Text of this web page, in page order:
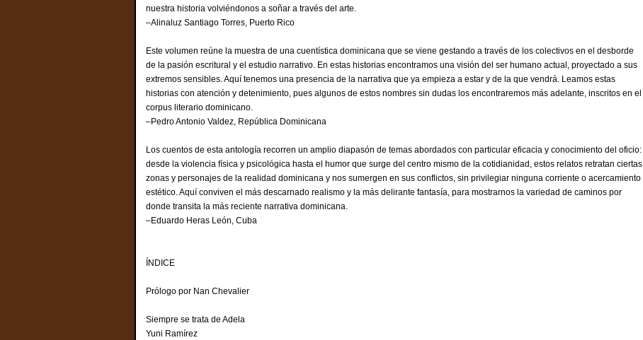
nuestra historia volviéndonos a soñar a través del arte.
–Alinaluz Santiago Torres, Puerto Rico
Este volumen reúne la muestra de una cuentística dominicana que se viene gestando a través de los colectivos en el desborde
de la pasión escritural y el estudio narrativo. En estas historias encontramos una visión del ser humano actual, proyectado a sus
extremos sensibles. Aquí tenemos una presencia de la narrativa que ya empieza a estar y de la que vendrá. Leamos estas
historias con atención y detenimiento, pues algunos de estos nombres sin dudas los encontraremos más adelante, inscritos en el
corpus literario dominicano.
–Pedro Antonio Valdez, República Dominicana
Los cuentos de esta antología recorren un amplio diapasón de temas abordados con particular eficacia y conocimiento del oficio:
desde la violencia física y psicológica hasta el humor que surge del centro mismo de la cotidianidad, estos relatos retratan ciertas
zonas y personajes de la realidad dominicana y nos sumergen en sus conflictos, sin privilegiar ninguna corriente o acercamiento
estético. Aquí conviven el más descarnado realismo y la más delirante fantasía, para mostrarnos la variedad de caminos por
donde transita la más reciente narrativa dominicana.
–Eduardo Heras León, Cuba
ÍNDICE
Prólogo por Nan Chevalier
Siempre se trata de Adela
Yuni Ramírez